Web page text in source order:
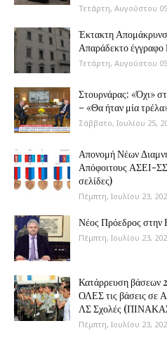
Τετάρτη, Αυγούστου
Έκτακτη
Απαράδεκτο
Τετάρτη, Αυγούστου
Στουρνάρας: «Όχι»
– «Θα ήταν μία
Σάββατο, Ιουλίου 25,
Απονομή Νέων
Απόφοιτους ΑΣΕΙ-
σελίδες)
Πέμπτη, Ιουλίου 23,
Νέος Πρόεδρος
Πέμπτη, Ιουλίου 23,
Κατάρρευση
ΟΛΕΣ τις βάσεις
ΛΣ Σχολές
Πέμπτη, Ιουλίου 23,